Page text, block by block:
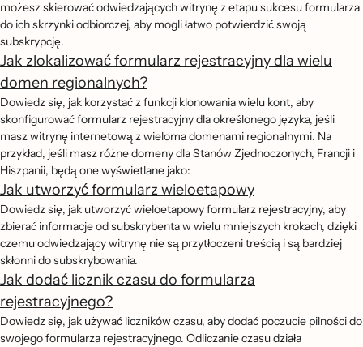
możesz skierować odwiedzających witrynę z etapu sukcesu formularza
do ich skrzynki odbiorczej, aby mogli łatwo potwierdzić swoją
subskrypcję.
Jak zlokalizować formularz rejestracyjny dla wielu
domen regionalnych?
Dowiedz się, jak korzystać z funkcji klonowania wielu kont, aby
skonfigurować formularz rejestracyjny dla określonego języka, jeśli
masz witrynę internetową z wieloma domenami regionalnymi. Na
przykład, jeśli masz różne domeny dla Stanów Zjednoczonych, Francji i
Hiszpanii, będą one wyświetlane jako:
Jak utworzyć formularz wieloetapowy
Dowiedz się, jak utworzyć wieloetapowy formularz rejestracyjny, aby
zbierać informacje od subskrybenta w wielu mniejszych krokach, dzięki
czemu odwiedzający witrynę nie są przytłoczeni treścią i są bardziej
skłonni do subskrybowania.
Jak dodać licznik czasu do formularza
rejestracyjnego?
Dowiedz się, jak używać liczników czasu, aby dodać poczucie pilności do
swojego formularza rejestracyjnego. Odliczanie czasu działa